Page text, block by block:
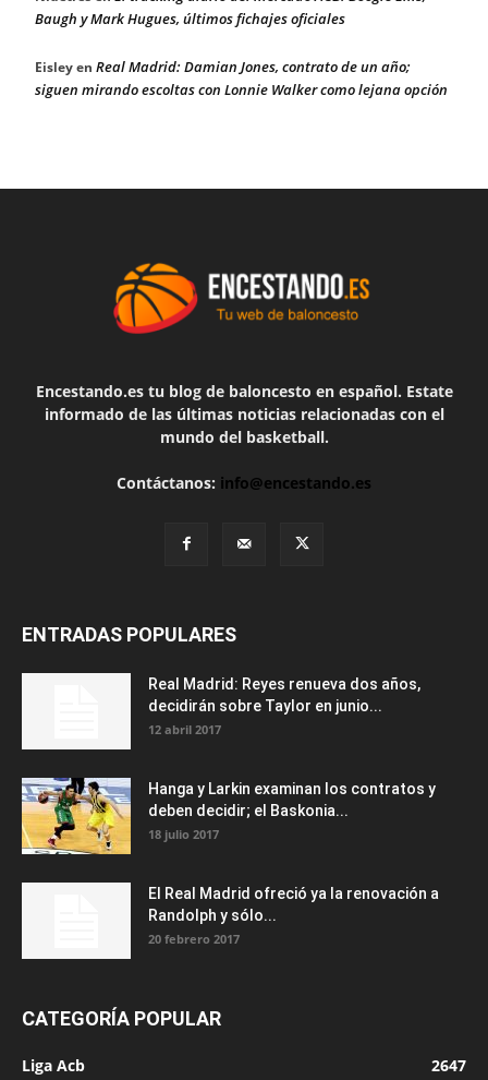
Baugh y Mark Hugues, últimos fichajes oficiales
Eisleyen Real Madrid: Damian Jones, contrato de un año;
siguen mirando escoltas con Lonnie Walker como lejana opción
Encestando.es tu blog de baloncesto en español. Estate
informado de las últimas noticias relacionadas con el
mundo del basketball.
Contáctanos: info@encestando.es
ENTRADAS POPULARES
Real Madrid: Reyes renueva dos años,
decidirán sobre Taylor en junio...
12 abril 2017
Hanga y Larkin examinan los contratos y
deben decidir; el Baskonia...
18 julio 2017
El Real Madrid ofreció ya la renovación a
Randolph y sólo...
20 febrero 2017
CATEGORÍA POPULAR
Liga Acb 2647